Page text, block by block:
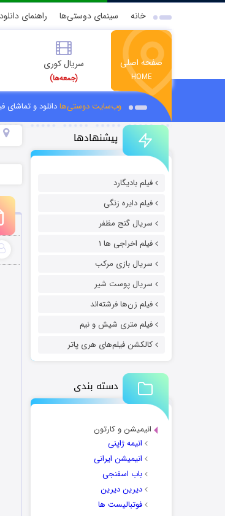
خانه سینمای دوستی‌ها راهنمای دانلود
صفحه اصلی
HOME
سریال کوری
(جمعه‌ها)
وب‌سایت دوستی‌هادانلود و تماشای
پیشنهادها
فیلم بادیگارد
فیلم دایره زنگی
سریال گنج مظفر
فیلم اخراجی ها ۱
سریال بازی مرکب
سریال پوست شیر
فیلم زن‌ها فرشته‌اند
فیلم متری شیش و نیم
کالکشن فیلم‌های هری پاتر
دسته بندی
انیمیشن و کارتون
انیمه ژاپنی
انیمیشن ایرانی
باب اسفنجی
دیرین دیرین
فوتبالیست ها